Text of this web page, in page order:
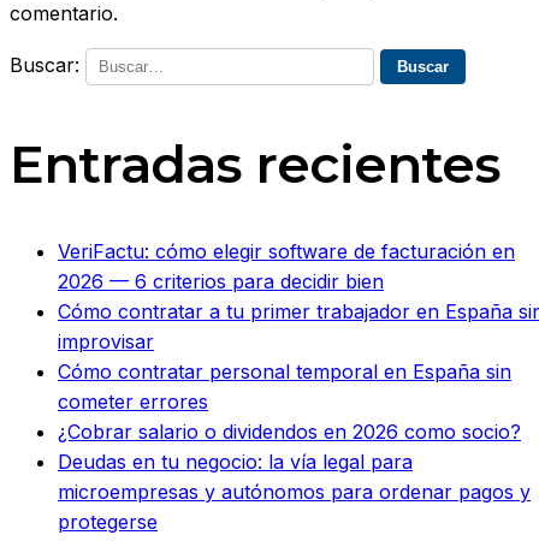
comentario.
Buscar:
Entradas recientes
VeriFactu: cómo elegir software de facturación en
2026 — 6 criterios para decidir bien
Cómo contratar a tu primer trabajador en España
improvisar
Cómo contratar personal temporal en España sin
cometer errores
¿Cobrar salario o dividendos en 2026 como socio?
Deudas en tu negocio: la vía legal para
microempresas y autónomos para ordenar pagos y
protegerse